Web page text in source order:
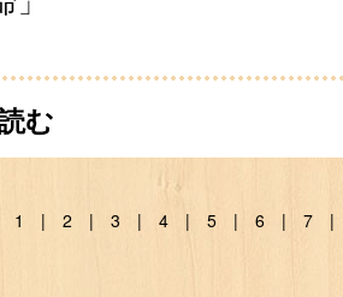
む
1 2 3 4 5 6 7